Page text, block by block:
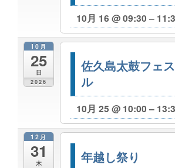
10月 16 @ 09:30 –
10月
25
日
2026
佐久島太鼓フェ
ル
10月 25 @ 10:00 –
12月
31
木 年越し祭り